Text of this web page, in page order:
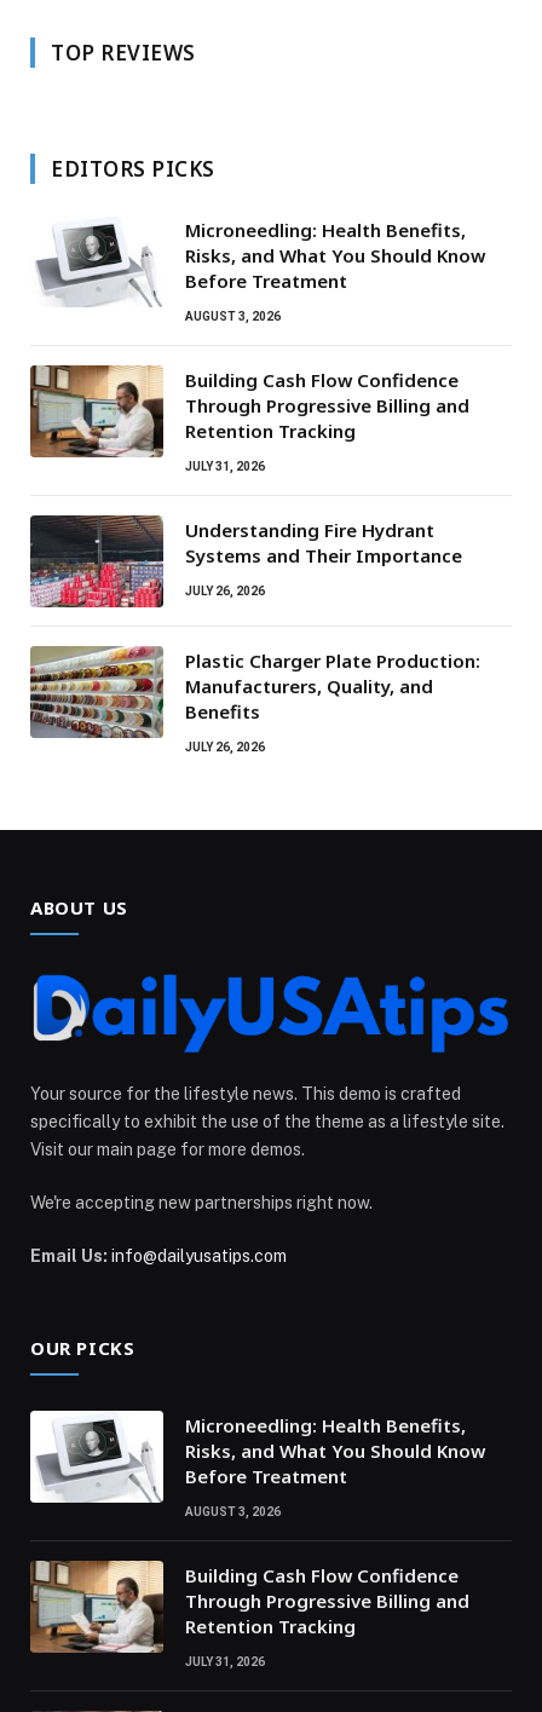
TOP REVIEWS
EDITORS PICKS
Microneedling: Health Benefits,
Risks, and What You Should Know
Before Treatment
AUGUST 3, 2026
Building Cash Flow Confidence
Through Progressive Billing and
Retention Tracking
JULY 31, 2026
Understanding Fire Hydrant
Systems and Their Importance
JULY 26, 2026
Plastic Charger Plate Production:
Manufacturers, Quality, and
Benefits
JULY 26, 2026
ABOUT US
Your source for the lifestyle news. This demo is crafted
specifically to exhibit the use of the theme as a lifestyle site.
Visit our main page for more demos.
We're accepting new partnerships right now.
Email Us: info@dailyusatips.com
OUR PICKS
Microneedling: Health Benefits,
Risks, and What You Should Know
Before Treatment
AUGUST 3, 2026
Building Cash Flow Confidence
Through Progressive Billing and
Retention Tracking
JULY 31, 2026